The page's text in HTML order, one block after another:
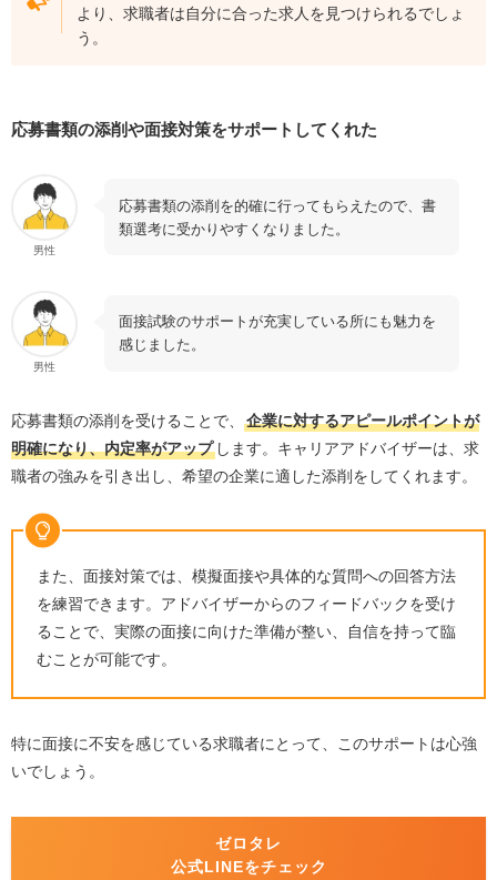
より、求職者は自分に合った求人を見つけられるでしょ
う。
応募書類の添削や面接対策をサポートしてくれた
男性
応募書類の添削を的確に行ってもらえたので、書
類選考に受かりやすくなりました。
男性
面接試験のサポートが充実している所にも魅力を
感じました。
応募書類の添削を受けることで、
企業に対するアピールポイントが
明確になり、内定率がアップします。キャリアアドバイザーは、求
職者の強みを引き出し、希望の企業に適した添削をしてくれます。
また、面接対策では、模擬面接や具体的な質問への回答方法
を練習できます。アドバイザーからのフィードバックを受け
ることで、実際の面接に向けた準備が整い、自信を持って臨
むことが可能です。
特に面接に不安を感じている求職者にとって、このサポートは心強
いでしょう。
ゼロタレ
公式LINEをチェック